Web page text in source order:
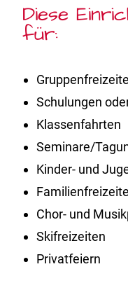
Diese
für:
Schulungen
Klassenfahrten
Seminare/
Kinder- und
Chor- und
Skifreizeiten
Privatfeiern